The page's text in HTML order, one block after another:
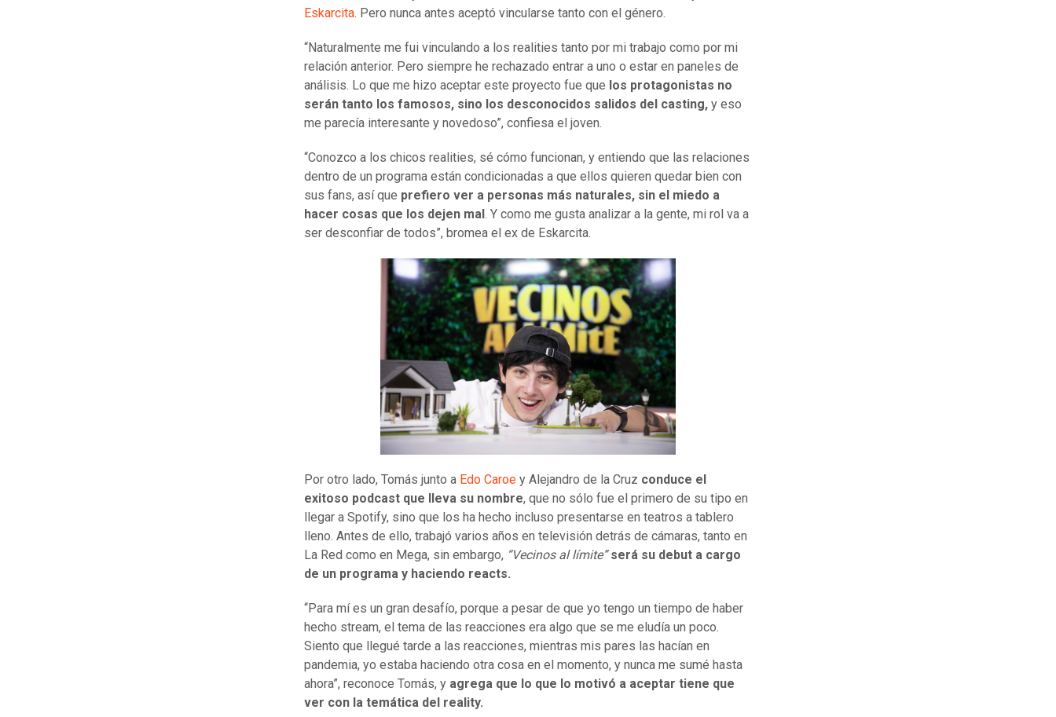
Eskarcita. Pero nunca antes aceptó vincularse tanto con el género.
“Naturalmente me fui vinculando a los realities tanto por mi trabajo como por mi
relación anterior. Pero siempre he rechazado entrar a uno o estar en paneles de
análisis. Lo que me hizo aceptar este proyecto fue que los protagonistas no
serán tanto los famosos, sino los desconocidos salidos del casting, y eso
me parecía interesante y novedoso”, confiesa el joven.
“Conozco a los chicos realities, sé cómo funcionan, y entiendo que las relaciones
dentro de un programa están condicionadas a que ellos quieren quedar bien con
sus fans, así que prefiero ver a personas más naturales, sin el miedo a
hacer cosas que los dejen mal . Y como me gusta analizar a la gente, mi rol va a
ser desconfiar de todos”, bromea el ex de Eskarcita.
Por otro lado, Tomás junto a Edo Caroe y Alejandro de la Cruz conduce el
exitoso podcast que lleva su nombre, que no sólo fue el primero de su tipo en
llegar a Spotify, sino que los ha hecho incluso presentarse en teatros a tablero
lleno. Antes de ello, trabajó varios años en televisión detrás de cámaras, tanto en
La Red como en Mega, sin embargo, “Vecinos al límite” será su debut a cargo
de un programa y haciendo reacts.
“Para mí es un gran desafío, porque a pesar de que yo tengo un tiempo de haber
hecho stream, el tema de las reacciones era algo que se me eludía un poco.
Siento que llegué tarde a las reacciones, mientras mis pares las hacían en
pandemia, yo estaba haciendo otra cosa en el momento, y nunca me sumé hasta
ahora”, reconoce Tomás, y agrega que lo que lo motivó a aceptar tiene que
ver con la temática del reality.